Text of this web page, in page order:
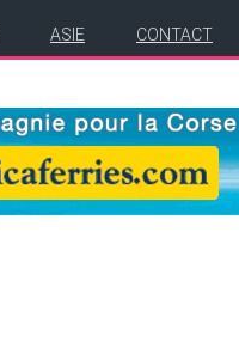
ASIE CONTACT